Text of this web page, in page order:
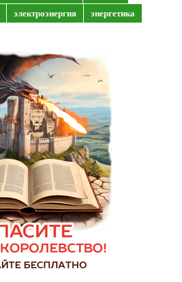
электроэнергия энергетика